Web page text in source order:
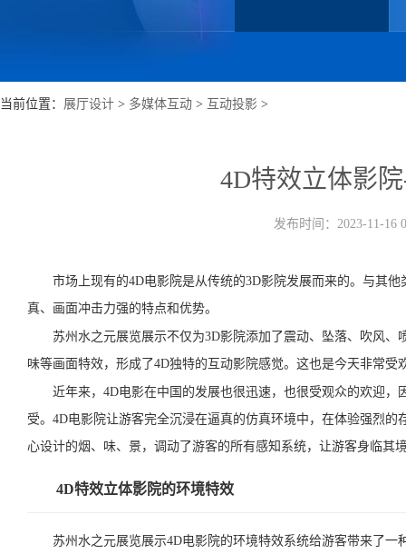
当前位置： 展厅设计 > 多媒体互动 > 互动投影 >
4D特效立体影
发布时间：2023-11-16
市场上现有的4D电影院是从传统的3D影院发展而来的。与其他
真、画面冲击力强的特点和优势。
苏州水之元展览展示不仅为3D影院添加了震动、坠落、吹风、
味等画面特效，形成了4D独特的互动影院感觉。这也是今天非常受
近年来，4D电影在中国的发展也很迅速，也很受观众的欢迎，
受。4D电影院让游客完全沉浸在逼真的仿真环境中，在体验强烈
心设计的烟、味、景，调动了游客的所有感知系统，让游客身临其
4D特效立体影院的环境特效
苏州水之元展览展示4D电影院的环境特效系统给游客带来了一